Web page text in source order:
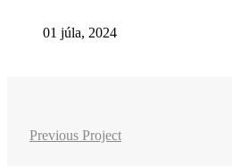
01 júla, 2024
Previous Project